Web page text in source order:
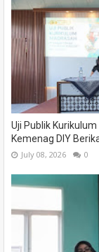
Uji Publik
Kemenag DIY
July 08, 2026 0